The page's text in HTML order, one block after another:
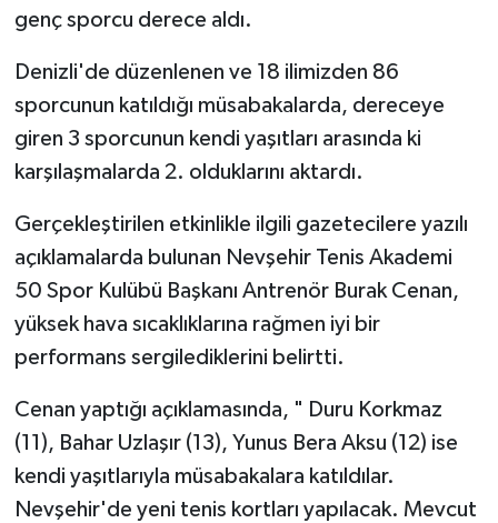
genç sporcu derece aldı.
Denizli'de düzenlenen ve 18 ilimizden 86
sporcunun katıldığı müsabakalarda, dereceye
giren 3 sporcunun kendi yaşıtları arasında ki
karşılaşmalarda 2. olduklarını aktardı.
Gerçekleştirilen etkinlikle ilgili gazetecilere yazılı
açıklamalarda bulunan Nevşehir Tenis Akademi
50 Spor Kulübü Başkanı Antrenör Burak Cenan,
yüksek hava sıcaklıklarına rağmen iyi bir
performans sergilediklerini belirtti.
Cenan yaptığı açıklamasında, " Duru Korkmaz
(11), Bahar Uzlaşır (13), Yunus Bera Aksu (12) ise
kendi yaşıtlarıyla müsabakalara katıldılar.
Nevşehir'de yeni tenis kortları yapılacak. Mevcut